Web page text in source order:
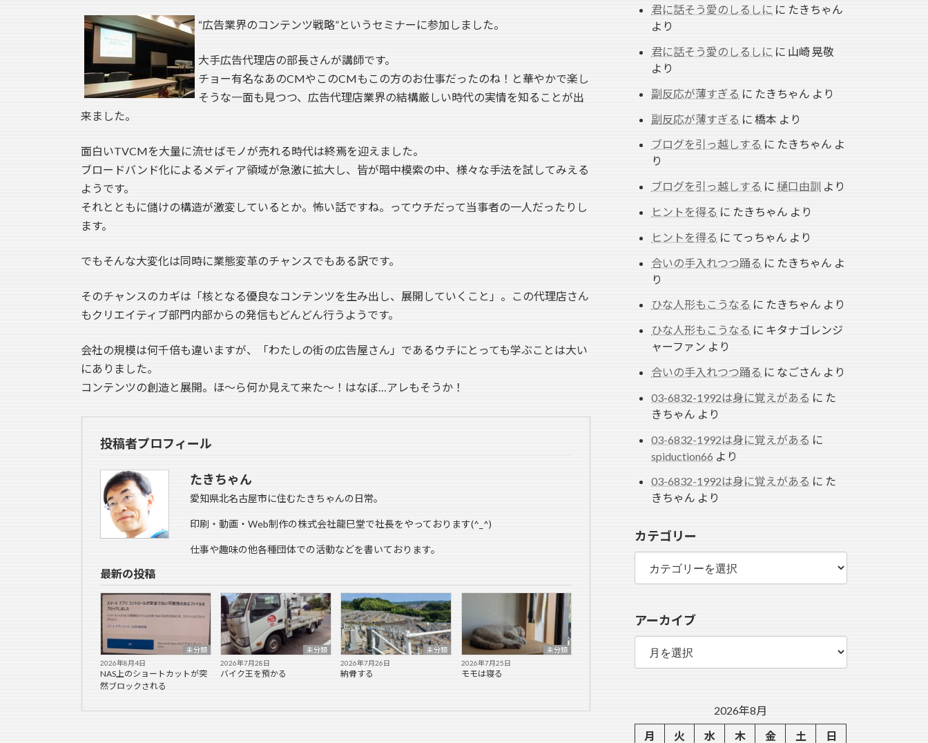
“広告業界のコンテンツ戦略”というセミナーに参加しました。
大手広告代理店の部長さんが講師です。
チョー有名なあのCMやこのCMもこの方のお仕事だったのね！と華やかで楽し
そうな一面も見つつ、広告代理店業界の結構厳しい時代の実情を知ることが出
来ました。
面白いTVCMを大量に流せばモノが売れる時代は終焉を迎えました。
ブロードバンド化によるメディア領域が急激に拡大し、皆が暗中模索の中、様々な手法を試してみえる
ようです。
それとともに儲けの構造が激変しているとか。怖い話ですね。ってウチだって当事者の一人だったりし
ます。
でもそんな大変化は同時に業態変革のチャンスでもある訳です。
そのチャンスのカギは「核となる優良なコンテンツを生み出し、展開していくこと」。この代理店さん
もクリエイティブ部門内部からの発信もどんどん行うようです。
会社の規模は何千倍も違いますが、「わたしの街の広告屋さん」であるウチにとっても学ぶことは大い
にありました。
コンテンツの創造と展開。ほ～ら何か見えて来た～！はなぼ…アレもそうか！
投稿者プロフィール
たきちゃん
愛知県北名古屋市に住むたきちゃんの日常。
印刷・動画・Web制作の株式会社龍巳堂で社長をやっております(^_^)
仕事や趣味の他各種団体での活動などを書いております。
最新の投稿
未分類
2026年8月4日
NAS上のショートカットが突
然ブロックされる
未分類
2026年7月28日
バイク王を預かる
未分類
2026年7月26日
納骨する
未分類
2026年7月25日
モモは寝る
君に話そう愛のしるしににたきちゃん
より
君に話そう愛のしるしにに山崎 晃敬
より
副反応が薄すぎるにたきちゃんより
副反応が薄すぎるに橋本より
ブログを引っ越しするにたきちゃんよ
り
ブログを引っ越しするに樋口由訓より
ヒントを得るにたきちゃんより
ヒントを得るにてっちゃんより
合いの手入れつつ踊るにたきちゃんよ
り
ひな人形もこうなるにたきちゃんより
ひな人形もこうなるにキタナゴレンジ
ャーファンより
合いの手入れつつ踊るになごさんより
03-6832-1992は身に覚えがあるにた
きちゃんより
03-6832-1992は身に覚えがあるに
spiduction66より
03-6832-1992は身に覚えがあるにた
きちゃんより
カテゴリー
カ
テ
ゴ
リ
ー
アーカイブ
ア
ー
カ
イ
ブ
2026年8月
月
火 水 木 金 土
日